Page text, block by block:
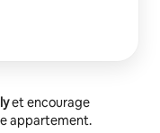
et encourage
appartement.